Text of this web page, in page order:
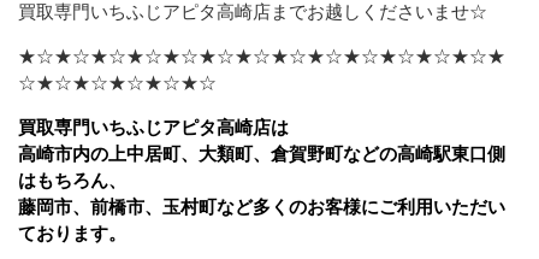
買取専門いちふじアピタ高崎店までお越しくださいませ☆
★☆★☆★☆★☆★☆★☆★☆★☆★☆★☆★☆★☆★☆★
☆★☆★☆★☆★☆★☆
買取専門いちふじアピタ高崎店は
高崎市内の上中居町、大類町、倉賀野町などの高崎駅東口側
はもちろん、
藤岡市、前橋市、玉村町など多くのお客様にご利用いただい
ております。